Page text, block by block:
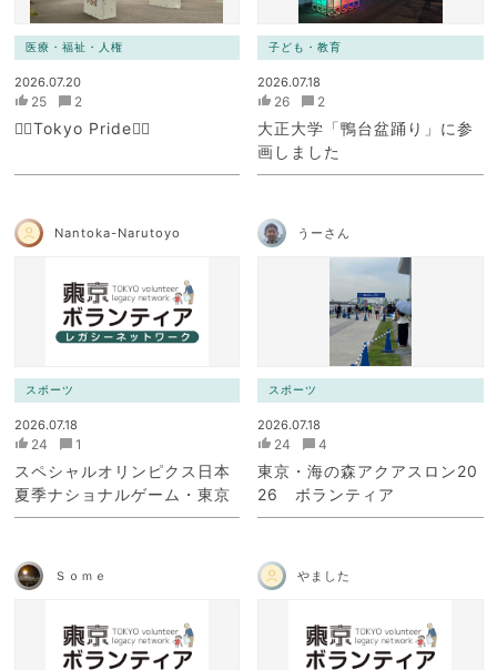
医療・福祉・人権
2026.07.20
25 2
🏳️‍🌈Tokyo Pride🏳️‍🌈
子ども・教育
2026.07.18
26 2
大正大学「鴨台盆踊り」に参
画しました
Nantoka-Narutoyo
スポーツ
2026.07.18
24 1
スペシャルオリンピクス日本
夏季ナショナルゲーム・東京
うーさん
スポーツ
2026.07.18
24 4
東京・海の森アクアスロン20
26 ボランティア
Ｓｏｍｅ やました